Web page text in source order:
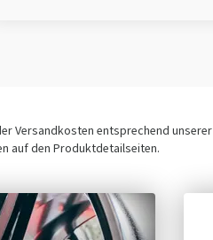
Versandkosten entsprechend unserer
auf den Produktdetailseiten.